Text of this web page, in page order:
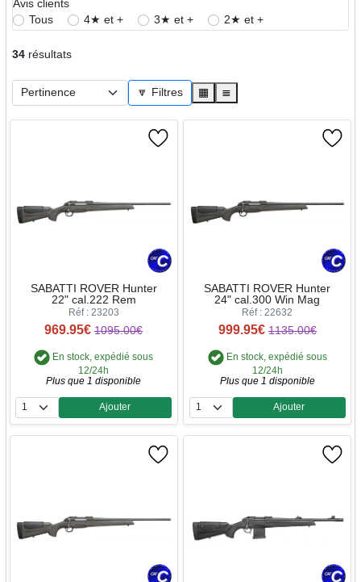
Avis clients
Tous
4★ et + 3★ et + 2★ et +
34résultats
🔽 Filtres ▦ ≣
SABATTI ROVER Hunter
22" cal.222 Rem
Réf : 23203
969.95€ 1095.00€
En stock, expédié sous
12/24h
Plus que 1 disponible
Quantité
Ajouter
SABATTI ROVER Hunter
24" cal.300 Win Mag
Réf : 22632
999.95€ 1135.00€
En stock, expédié sous
12/24h
Plus que 1 disponible
Quantité
Ajouter